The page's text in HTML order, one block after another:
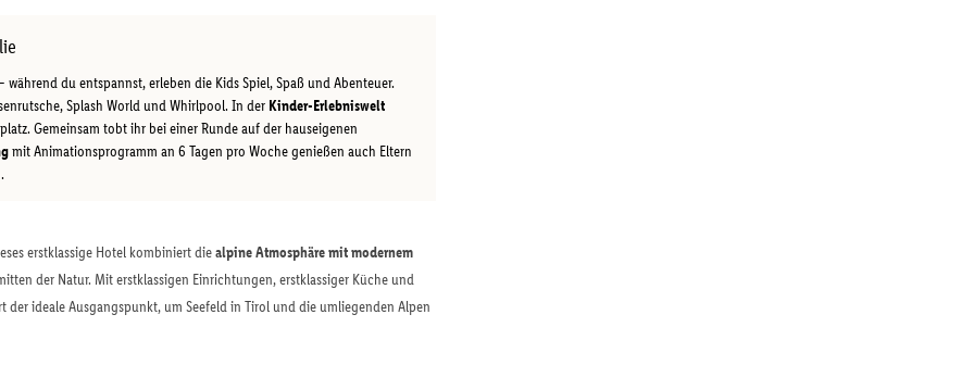
du entspannst, erleben die Kids Spiel, Spaß und Abenteuer.
Splash World und Whirlpool. In der Kinder-Erlebniswelt
Gemeinsam tobt ihr bei einer Runde auf der hauseigenen
mit Animationsprogramm an 6 Tagen pro Woche genießen auch Eltern
erstklassige Hotel kombiniert diealpine Atmosphäre mit modernem
der Natur. Mit erstklassigen Einrichtungen, erstklassiger Küche und
der ideale Ausgangspunkt, um Seefeld in Tirol und die umliegenden Alpen